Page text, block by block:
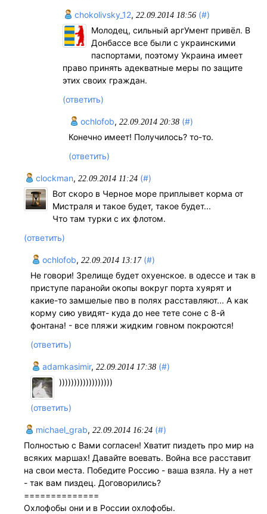
chokolivsky_12,22.09.2014 18:56 (#)
Молодец, сильный аргУмент привёл. В
Донбассе все были с украинскими
паспортами, поэтому Украина имеет
право принять адекватные меры по защите
этих своих граждан.
(ответить)
ochlofob,22.09.2014 20:38 (#)
Конечно имеет! Получилось? то-то.
(ответить)
clockman, 22.09.2014 11:24 (#)
Вот скоро в Черное море приплывет корма от
Мистраля и такое будет, такое будет...
Что там турки с их флотом.
(ответить)
ochlofob,22.09.2014 13:17 (#)
Не говори! Зрелище будет охуенское. в одессе и так в
приступе паранойи окопы вокруг порта хуярят и
какие-то замшелые пво в полях расставляют... А как
корму сию увидят- куда до нее тете соне с 8-й
фонтана! - все пляжи жидким говном покроются!
(ответить)
adamkasimir,22.09.2014 17:38 (#)
))))))))))))))))))
(ответить)
michael_grab, 22.09.2014 16:24 (#)
Полностью с Вами согласен! Хватит пиздеть про мир на
всяких маршах! Давайте воевать. Война все расставит
на свои места. Победите Россию - ваша взяла. Ну а нет
- так вам пиздец. Договорились?
==============
Охлофобы они и в России охлофобы.